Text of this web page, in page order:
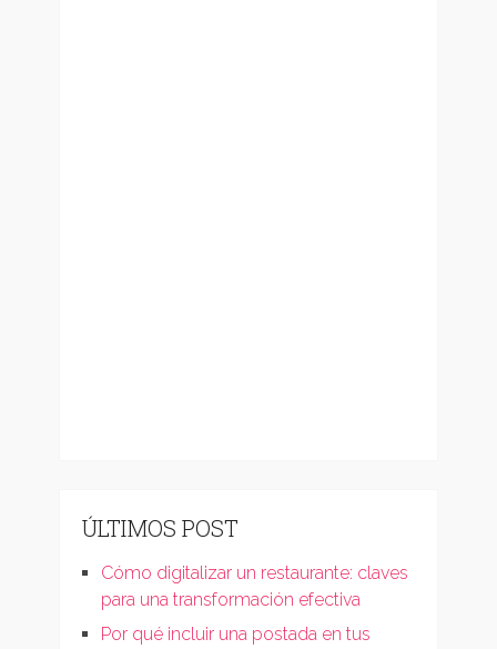
ÚLTIMOS POST
Cómo digitalizar un restaurante: claves
para una transformación efectiva
Por qué incluir una postada en tus